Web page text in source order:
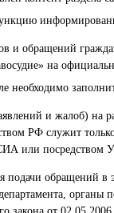
и обращений
на
необходимо
и жалоб) на
РФ служит
или посредством
подачи обращений
органы